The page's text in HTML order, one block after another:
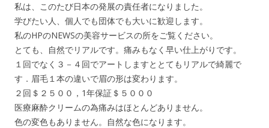
私は、このたび日本の発展の責任者になりました。
学びたい人、個人でも団体でも大いに歓迎します。
私のHPのNEWSの美容サービスの所をご覧ください。
とても、自然でリアルです。痛みもなく早い仕上がりです。
１回でなく３－４回でアートしますととてもリアルで綺麗で
す．眉毛１本の違いで眉の形は変わります。
２回＄２５００，1年保証＄５０００
医療麻酔クリームの為痛みはほとんどありません。
色の変色もありません。自然な色になります。